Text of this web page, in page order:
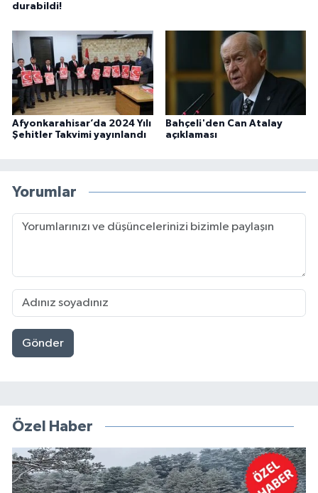
durabildi!
Afyonkarahisar’da 2024 Yılı
Şehitler Takvimi yayınlandı
Bahçeli'den Can Atalay
açıklaması
Yorumlar
Gönder
Özel Haber